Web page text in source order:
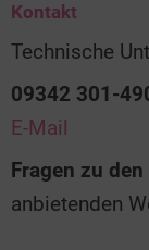
Kontakt
Technische
09342 301-
E-Mail
Fragen zu
anbietenden